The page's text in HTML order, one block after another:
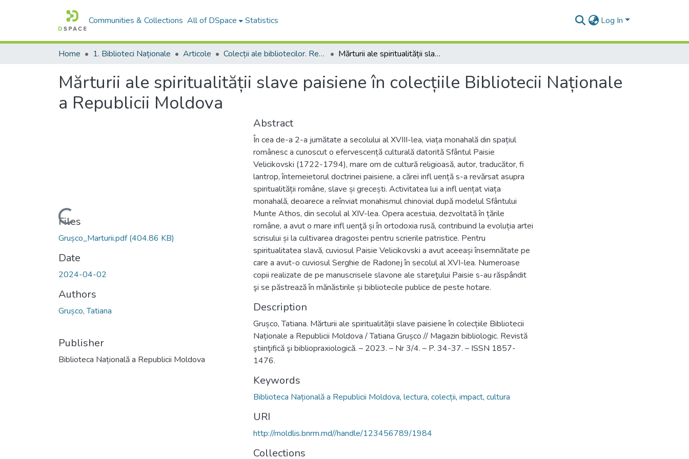
Communities & Collections All of DSpace Statistics Log In
Home 1. Biblioteci Naționale Articole Colecții ale bibliotecilor. Resurse informaționale Mărturii ale spiritualității slave paisiene în colecțiile Bibliotecii Naționale a Republicii Moldova
Mărturii ale spiritualității slave paisiene în colecțiile Bibliotecii Naționale
a Republicii Moldova
Loading...
Files
Grușco_Marturii.pdf(404.86 KB)
Date
2024-04-02
Authors
Grușco, Tatiana
Publisher
Biblioteca Națională a Republicii Moldova
Abstract
În cea de-a 2-a jumătate a secolului al XVIII-lea, viața monahală din spațiul
românesc a cunoscut o efervescență culturală datorită Sfântul Paisie
Velicikovski (1722-1794), mare om de cultură religioasă, autor, traducător, fi
lantrop, întemeietorul doctrinei paisiene, a cărei infl uență s-a revărsat asupra
spiritualității române, slave și grecești. Activitatea lui a infl uențat viața
monahală, deoarece a reînviat monahismul chinovial după modelul Sfântului
Munte Athos, din secolul al XIV-lea. Opera acestuia, dezvoltată în țările
române, a avut o mare infl uenţă și în ortodoxia rusă, contribuind la evoluția artei
scrisului și la cultivarea dragostei pentru scrierile patristice. Pentru
spiritualitatea slavă, cuviosul Paisie Velicikovski a avut aceeași însemnătate pe
care a avut-o cuviosul Serghie de Radonej în secolul al XVI-lea. Numeroase
copii realizate de pe manuscrisele slavone ale stareţului Paisie s-au răspândit
şi se păstrează în mănăstirile și bibliotecile publice de peste hotare.
Description
Grușco, Tatiana. Mărturii ale spiritualității slave paisiene în colecțiile Bibliotecii
Naționale a Republicii Moldova / Tatiana Grușco // Magazin bibliologic. Revistă
ştiinţifică şi bibliopraxiologică. – 2023. – Nr 3/4. – P. 34-37. – ISSN 1857-
1476.
Keywords
Biblioteca Națională a Republicii Moldova, lectura, colecții, impact, cultura
URI
http://moldlis.bnrm.md//handle/123456789/1984
Collections